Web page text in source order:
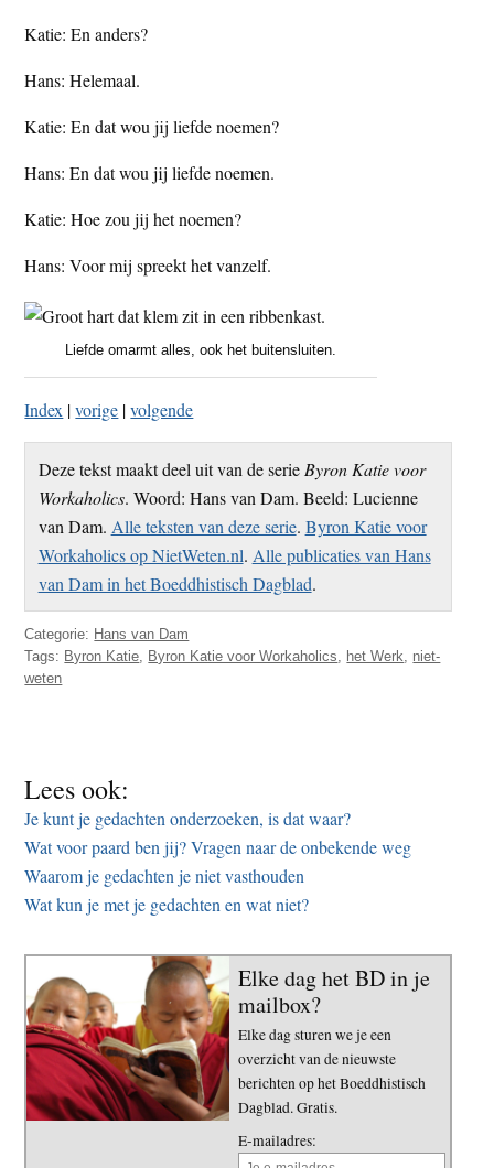
Katie: En anders?
Hans: Helemaal.
Katie: En dat wou jij liefde noemen?
Hans: En dat wou jij liefde noemen.
Katie: Hoe zou jij het noemen?
Hans: Voor mij spreekt het vanzelf.
Liefde omarmt alles, ook het buitensluiten.
Index |vorige |volgende
Deze tekst maakt deel uit van de serie Byron Katie voor
Workaholics. Woord: Hans van Dam. Beeld: Lucienne
van Dam. Alle teksten van deze serie. Byron Katie voor
Workaholics op NietWeten.nl. Alle publicaties van Hans
van Dam in het Boeddhistisch Dagblad.
Categorie: Hans van Dam
Tags: Byron Katie, Byron Katie voor Workaholics, het Werk, niet-
weten
Lees ook:
Je kunt je gedachten onderzoeken, is dat waar?
Wat voor paard ben jij? Vragen naar de onbekende weg
Waarom je gedachten je niet vasthouden
Wat kun je met je gedachten en wat niet?
Elke dag het BD in je
mailbox?
Elke dag sturen we je een
overzicht van de nieuwste
berichten op het Boeddhistisch
Dagblad. Gratis.
E-mailadres: